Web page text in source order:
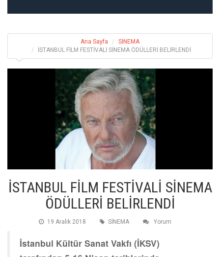
Ana Sayfa
SİNEMA
İSTANBUL FİLM FESTİVALİ SİNEMA ÖDÜLLERİ BELİRLENDİ
İSTANBUL FİLM FESTİVALİ SİNEMA
ÖDÜLLERİ BELİRLENDİ
19 Aralik 2018 SİNEMA Yorum
İstanbul Kültür Sanat Vakfı (İKSV)